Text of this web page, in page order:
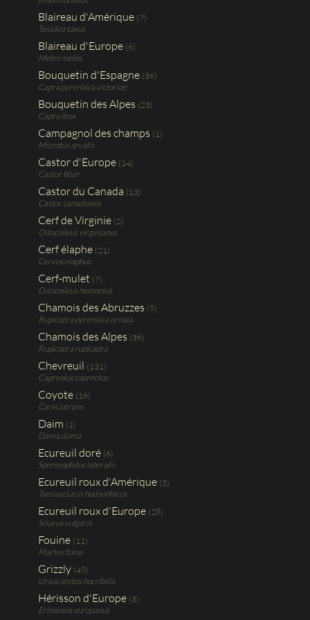
Blaireau d'Amérique (7)
Taxidea taxus
Blaireau d'Europe (6)
Meles meles
Bouquetin d'Espagne (36)
Capra pyrenaica victoriae
Bouquetin des Alpes (23)
Capra ibex
Campagnol des champs (1)
Microtus arvalis
Castor d'Europe (14)
Castor fiber
Castor du Canada (13)
Castor canadensis
Cerf de Virginie (2)
Odocoileus virginianus
Cerf élaphe (21)
Cervus elaphus
Cerf-mulet (7)
Odocoileus hemonius
Chamois des Abruzzes (9)
Rupicapra pyrenaica ornata
Chamois des Alpes (36)
Rupicapra rupicapra
Chevreuil (131)
Capreolus capreolus
Coyote (16)
Canis latrans
Daim (1)
Dama dama
Ecureuil doré (6)
Spermophilus lateralis
Ecureuil roux d'Amérique (3)
Tamiasciurus hudsonhicus
Ecureuil roux d'Europe (28)
Sciurus vulgaris
Fouine (11)
Martes foina
Grizzly (49)
Ursus arctos horribilis
Hérisson d'Europe (3)
Erinaceus europaeus